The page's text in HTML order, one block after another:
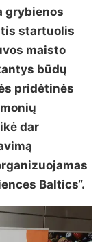
grybienos
startuolis
maisto
būdų
pridėtinės
dar
Baltics“.